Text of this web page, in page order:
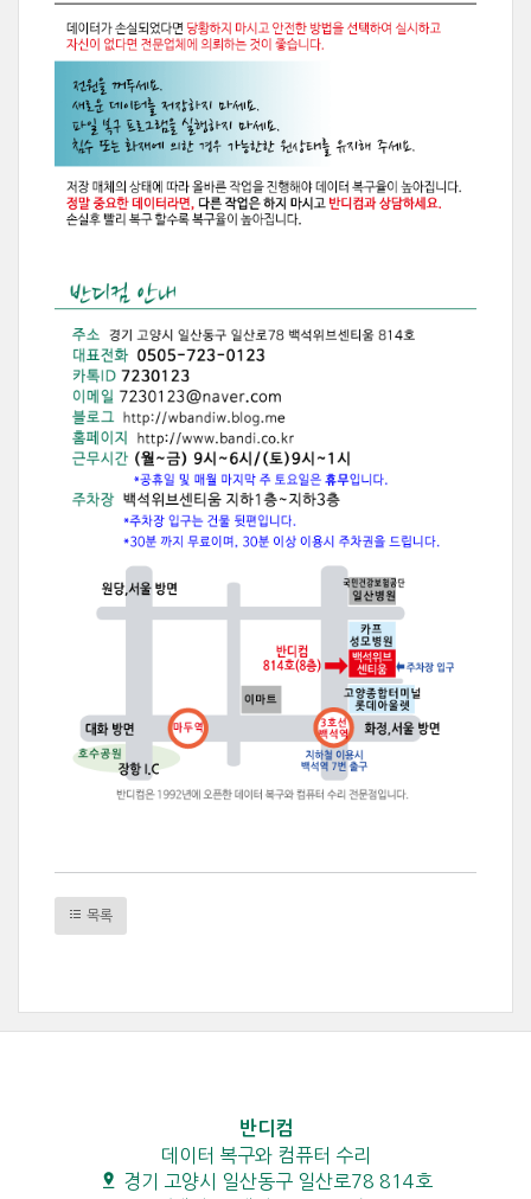
목록
반디컴
데이터 복구와 컴퓨터 수리
경기 고양시 일산동구 일산로78 814호